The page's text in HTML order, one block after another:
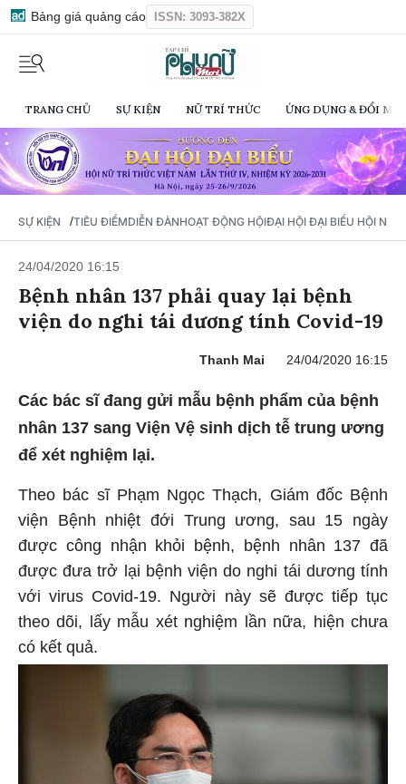
Bảng giá quảng cáo ISSN: 3093-382X
TRANG CHỦ SỰ KIỆN NỮ TRÍ THỨC ỨNG DỤNG & ĐỔI
SỰ KIỆN /TIÊU ĐIỂMDIỄN ĐÀNHOẠT ĐỘNG HỘIĐẠI HỘI ĐẠI BIỂU HỘI NỮ
24/04/2020 16:15
Bệnh nhân 137 phải quay lại bệnh
viện do nghi tái dương tính Covid-19
Thanh Mai 24/04/2020 16:15
Các bác sĩ đang gửi mẫu bệnh phẩm của bệnh
nhân 137 sang Viện Vệ sinh dịch tễ trung ương
để xét nghiệm lại.
Theo bác sĩ Phạm Ngọc Thạch, Giám đốc Bệnh
viện Bệnh nhiệt đới Trung ương, sau 15 ngày
được công nhận khỏi bệnh, bệnh nhân 137 đã
được đưa trở lại bệnh viện do nghi tái dương tính
với virus Covid-19. Người này sẽ được tiếp tục
theo dõi, lấy mẫu xét nghiệm lần nữa, hiện chưa
có kết quả.